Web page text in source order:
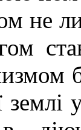
не